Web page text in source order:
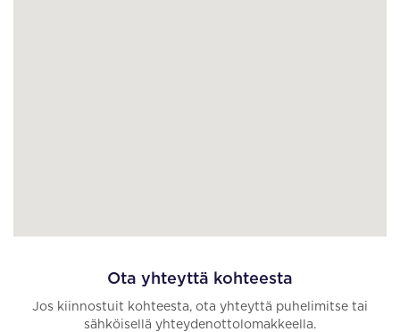
Ota yhteyttä kohteesta
Jos kiinnostuit kohteesta, ota yhteyttä puhelimitse tai
sähköisellä yhteydenottolomakkeella.